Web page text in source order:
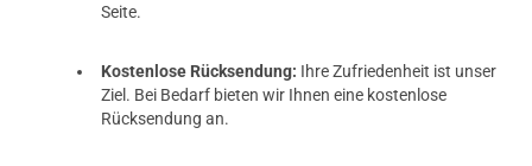
Seite.
Kostenlose Rücksendung: Ihre Zufriedenheit ist unser
Ziel. Bei Bedarf bieten wir Ihnen eine kostenlose
Rücksendung an.